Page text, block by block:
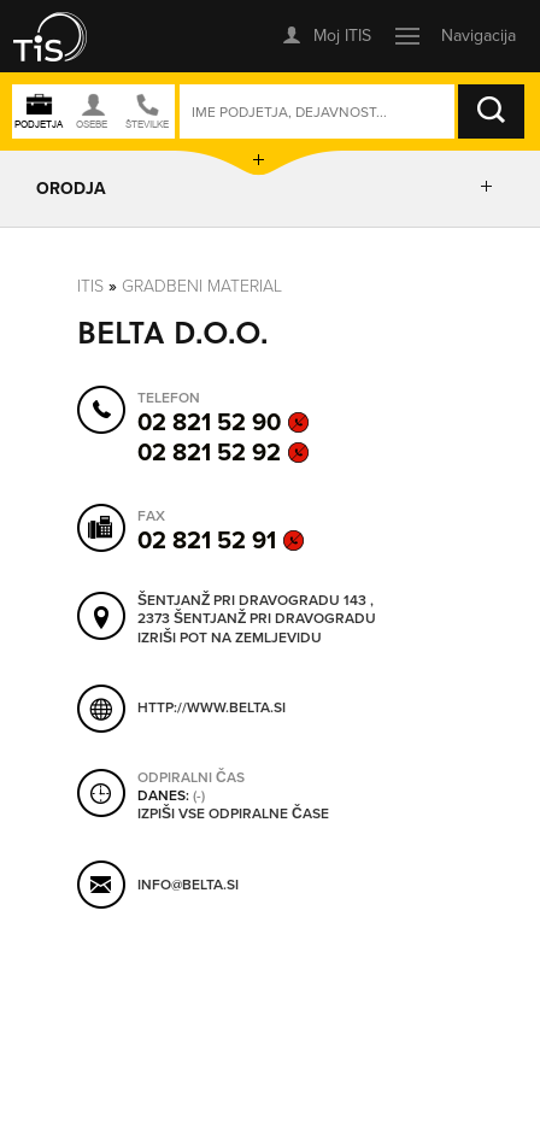
ISKANJE
SO TRENUTNO ODPRTA
ORODJA
IZRIŠI POT
POŠLJI SMS
SHRANI V MOJ ITIS
ITIS » GRADBENI MATERIAL
BELTA D.O.O.
TELEFON
02 821 52 90
02 821 52 92
FAX
02 821 52 91
ŠENTJANŽ PRI DRAVOGRADU 143 ,
2373 ŠENTJANŽ PRI DRAVOGRADU
IZRIŠI POT NA ZEMLJEVIDU
HTTP://WWW.BELTA.SI
ODPIRALNI ČAS
DANES:(-)
IZPIŠI VSE ODPIRALNE ČASE
INFO@BELTA.SI